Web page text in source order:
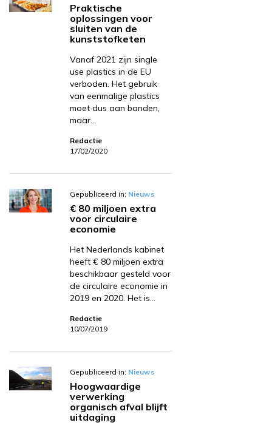
Praktische
oplossingen voor
sluiten van de
kunststofketen
Vanaf 2021 zijn single
use plastics in de EU
verboden. Het gebruik
van eenmalige plastics
moet dus aan banden,
maar…
Redactie
17/02/2020
Gepubliceerd in: Nieuws
€ 80 miljoen extra
voor circulaire
economie
Het Nederlands kabinet
heeft € 80 miljoen extra
beschikbaar gesteld voor
de circulaire economie in
2019 en 2020. Het is…
Redactie
10/07/2019
Gepubliceerd in: Nieuws
Hoogwaardige
verwerking
organisch afval blijft
uitdaging